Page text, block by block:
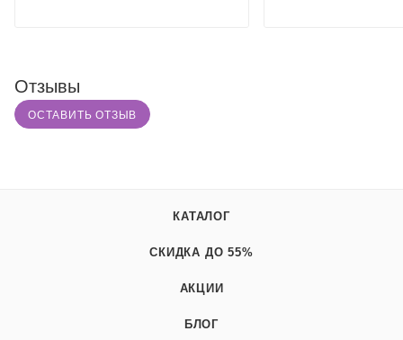
Отзывы
ОСТАВИТЬ ОТЗЫВ
КАТАЛОГ
СКИДКА ДО 55%
АКЦИИ
БЛОГ